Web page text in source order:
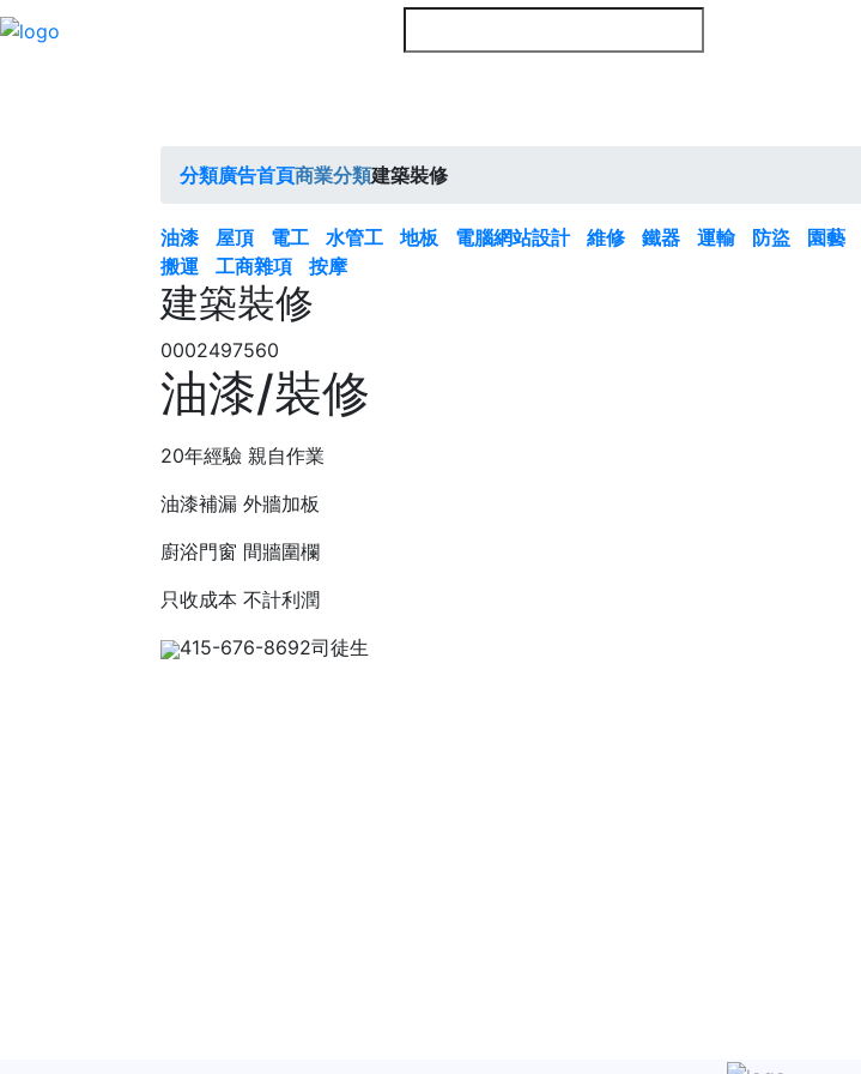
分類廣告首頁商業分類建築裝修
油漆 屋頂 電工 水管工 地板 電腦網站設計 維修 鐵器 運輸 防盜 園藝
搬運
工商雜項 按摩
建築裝修
0002497560
油漆/裝修
20年經驗 親自作業
油漆補漏 外牆加板
廚浴門窗 間牆圍欄
只收成本 不計利潤
415-676-8692司徒生